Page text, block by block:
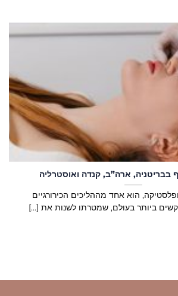
בבריטניה, ארה”ב, קנדה ואוסטרליה
הוא אחד מההליכים הכירורגיים
ביותר בעולם, שמטרתו לשנות את [...]